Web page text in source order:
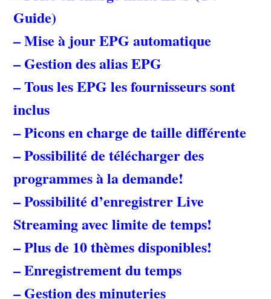
Guide)
– Mise à jour EPG automatique
– Gestion des alias EPG
– Tous les EPG les fournisseurs sont
inclus
– Picons en charge de taille différente
– Possibilité de télécharger des
programmes à la demande!
– Possibilité d’enregistrer Live
Streaming avec limite de temps!
– Plus de 10 thèmes disponibles!
– Enregistrement du temps
– Gestion des minuteries